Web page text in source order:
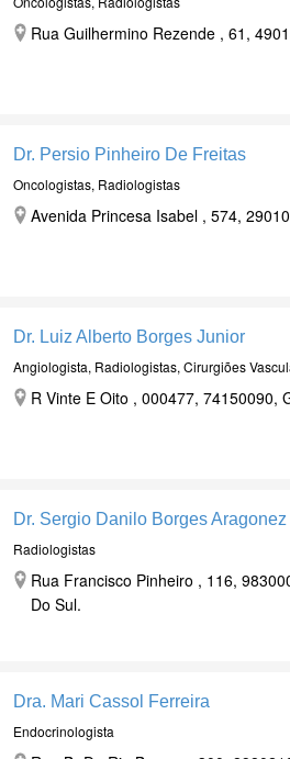
Rua Guilhermino Rezende , 61,
Dr. Persio Pinheiro De Freitas
Oncologistas, Radiologistas
Avenida Princesa Isabel , 574,
Dr. Luiz Alberto Borges Junior
Angiologista, Radiologistas, Cirurgiões
R Vinte E Oito , 000477, 74150090,
Dr. Sergio Danilo Borges Aragonez
Radiologistas
Rua Francisco Pinheiro , 116,
Do Sul.
Dra. Mari Cassol Ferreira
Endocrinologista